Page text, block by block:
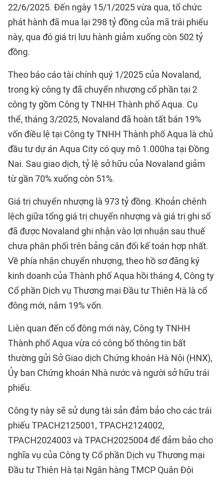
22/6/2025. Đến ngày 15/1/2025 vừa qua, tổ chức
phát hành đã mua lại 298 tỷ đồng của mã trái phiếu
này, qua đó giá trị lưu hành giảm xuống còn 502 tỷ
đồng.
Theo báo cáo tài chính quý 1/2025 của Novaland,
trong kỳ công ty đã chuyển nhượng cổ phần tại 2
công ty gồm Công ty TNHH Thành phố Aqua. Cụ
thể, tháng 3/2025, Novaland đã hoàn tất bán 19%
vốn điều lệ tại Công ty TNHH Thành phố Aqua là chủ
đầu tư dự án Aqua City có quy mô 1.000ha tại Đồng
Nai. Sau giao dịch, tỷ lệ sở hữu của Novaland giảm
từ gần 70% xuống còn 51%.
Giá trị chuyển nhượng là 973 tỷ đồng. Khoản chênh
lệch giữa tổng giá trị chuyển nhượng và giá trị ghi sổ
đã được Novaland ghi nhận vào lợi nhuận sau thuế
chưa phân phối trên bảng cân đối kế toán hợp nhất.
Về phía nhận chuyển nhượng, theo hồ sơ đăng ký
kinh doanh của Thành phố Aqua hồi tháng 4, Công ty
Cổ phần Dịch vụ Thương mại Đầu tư Thiên Hà là cổ
đông mới, nắm 19% vốn.
Liên quan đến cổ đông mới này, Công ty TNHH
Thành phố Aqua vừa có công bố thông tin bất
thường gửi Sở Giao dịch Chứng khoán Hà Nội (HNX),
Ủy ban Chứng khoán Nhà nước và người sở hữu trái
phiếu.
Công ty này sẽ sử dụng tài sản đảm bảo cho các trái
phiếu TPACH2125001, TPACH2124002,
TPACH2024003 và TPACH2025004 để đảm bảo cho
nghĩa vụ của Công ty Cổ phần Dịch vụ Thương mại
Đầu tư Thiên Hà tại Ngân hàng TMCP Quân Đội